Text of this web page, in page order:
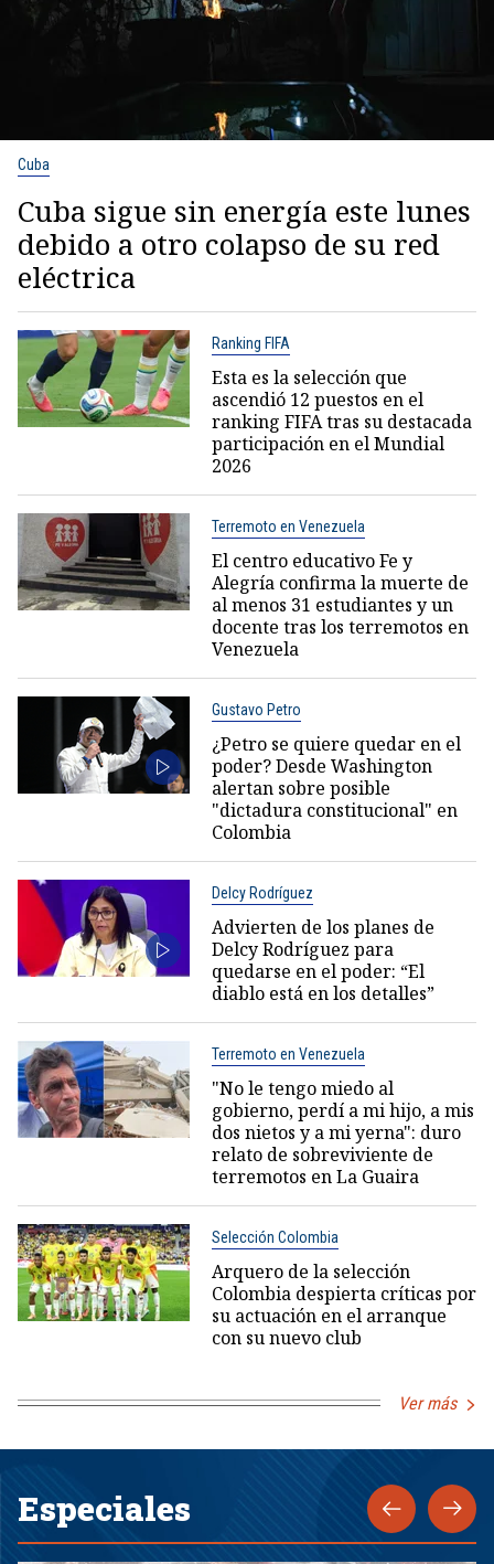
Cuba
Cuba sigue sin energía este lunes
debido a otro colapso de su red
eléctrica
Ranking FIFA
Esta es la selección que
ascendió 12 puestos en el
ranking FIFA tras su destacada
participación en el Mundial
2026
Terremoto en Venezuela
El centro educativo Fe y
Alegría confirma la muerte de
al menos 31 estudiantes y un
docente tras los terremotos en
Venezuela
Gustavo Petro
¿Petro se quiere quedar en el
poder? Desde Washington
alertan sobre posible
"dictadura constitucional" en
Colombia
Delcy Rodríguez
Advierten de los planes de
Delcy Rodríguez para
quedarse en el poder: “El
diablo está en los detalles”
Terremoto en Venezuela
"No le tengo miedo al
gobierno, perdí a mi hijo, a mis
dos nietos y a mi yerna": duro
relato de sobreviviente de
terremotos en La Guaira
Selección Colombia
Arquero de la selección
Colombia despierta críticas por
su actuación en el arranque
con su nuevo club
Ver más
Especiales